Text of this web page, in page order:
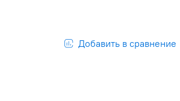
Добавить в сравнение